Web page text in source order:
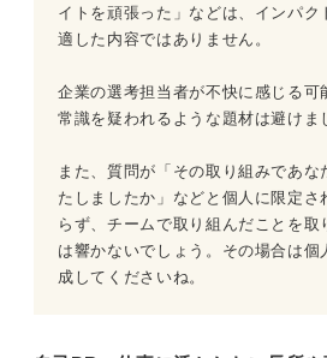
イトを頑張った」などは、インパク
適した内容ではありません。
企業の選考担当者が不快に感じる可
常識を疑われるような題材は避けま
また、質問が「その取り組みであ
たしましたか」などと個人に限定さ
らず、チームで取り組んだことを取
は響かないでしょう。その場合は個
成してくださいね。